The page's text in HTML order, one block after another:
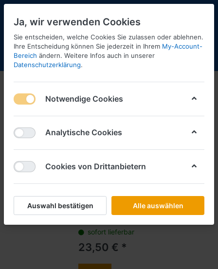
Menü Anmelden Shopaktualisierung
Hoyer
1-4 von
Filtern Sortieren
SCHLÜTER SORTIMENT
Art.-Nr. HO52
* Preise inkl. MwSt., zzgl.Versandkosten
sofort lieferbar
23,50 € *
Ja, wir verwenden Cookies
Sie entscheiden, welche Cookies Sie zulassen oder ablehnen.
Ihre Entscheidung können Sie jederzeit in Ihrem My-Account-
Bereich ändern. Weitere Infos auch in unserer
Datenschutzerklärung.
Notwendige Cookies
Analytische Cookies
Cookies von Drittanbietern
Auswahl bestätigen Alle auswählen